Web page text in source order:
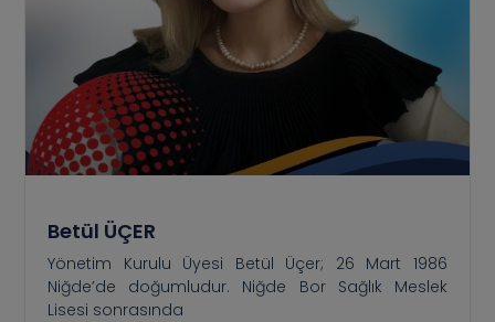
Betül ÜÇER
Yönetim Kurulu Üyesi Betül Üçer; 26 Mart 1986
Niğde’de doğumludur. Niğde Bor Sağlık Meslek
Lisesi sonrasında